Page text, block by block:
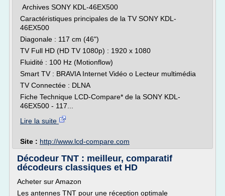
Archives SONY KDL-46EX500
Caractéristiques principales de la TV SONY KDL-
46EX500
Diagonale : 117 cm (46")
TV Full HD (HD TV 1080p) : 1920 x 1080
Fluidité : 100 Hz (Motionflow)
Smart TV : BRAVIA Internet Vidéo o Lecteur multimédia
TV Connectée : DLNA
Fiche Technique LCD-Compare* de la SONY KDL-
46EX500 - 117...
Lire la suite
Site : http://www.lcd-compare.com
Décodeur TNT : meilleur, comparatif
décodeurs classiques et HD
Acheter sur Amazon
Les antennes TNT pour une réception optimale